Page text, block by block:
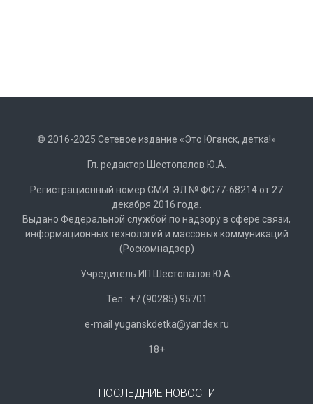
© 2016-2025 Сетевое издание «Это Юганск, детка!»
Гл. редактор Шестопалов Ю.А.
Регистрационный номер СМИ ЭЛ № ФС77-68214 от 27
декабря 2016 года.
Выдано Федеральной службой по надзору в сфере связи,
информационных технологий и массовых коммуникаций
(Роскомнадзор)
Учредитель ИП Шестопалов Ю.А.
Тел.: +7 (90285) 95701
e-mail yuganskdetka@yandex.ru
18+
ПОСЛЕДНИЕ НОВОСТИ